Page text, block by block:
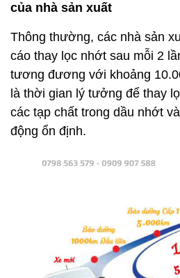
của nhà sản xuất
Thông thường, các nhà sản
cáo thay lọc nhớt sau mỗi 2
tương đương với khoảng
là thời gian lý tưởng để thay
các tạp chất trong dầu nhớt
động ổn định.